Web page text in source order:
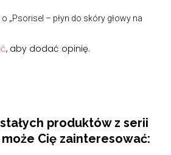
„Psorisel – płyn do skóry głowy na
, aby dodać opinię.
produktów z serii
może Cię zainteresować: